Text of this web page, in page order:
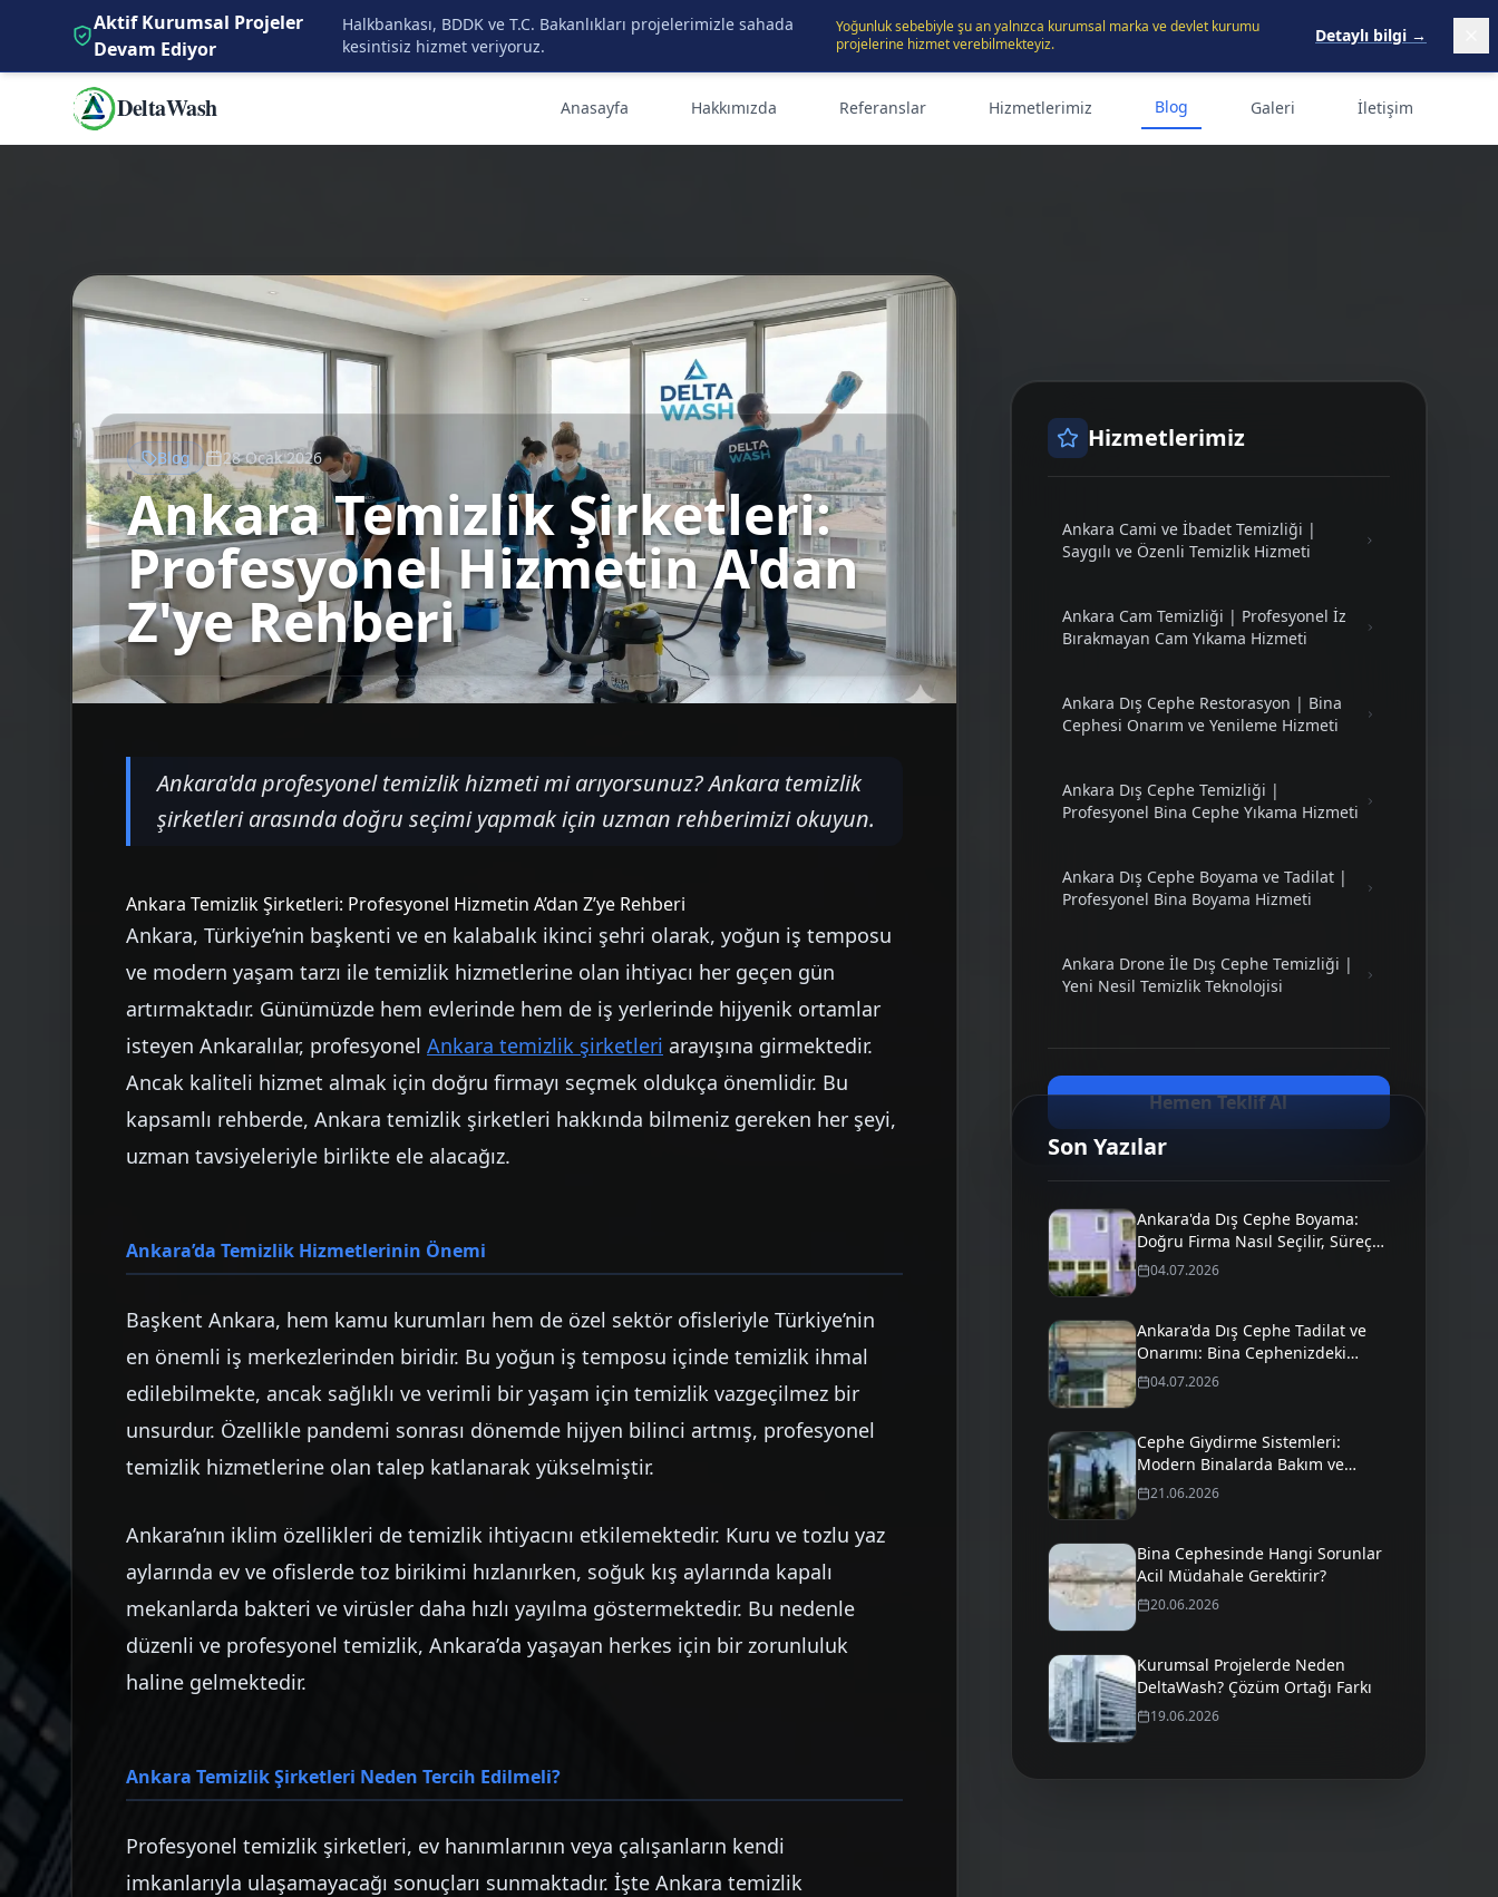
Aktif Kurumsal Projeler
Devam Ediyor
Halkbankası, BDDK ve T.C. Bakanlıkları projelerimizle sahada
kesintisiz hizmet veriyoruz.
Yoğunluk sebebiyle şu an yalnızca kurumsal marka ve devlet kurumu
projelerine hizmet verebilmekteyiz.
Detaylı bilgi →
DeltaWash Anasayfa Hakkımızda Referanslar Hizmetlerimiz Blog Galeri İletişim
Blog 28 Ocak 2026
Ankara Temizlik Şirketleri:
Profesyonel Hizmetin A'dan
Z'ye Rehberi
Ankara'da profesyonel temizlik hizmeti mi arıyorsunuz? Ankara temizlik
şirketleri arasında doğru seçimi yapmak için uzman rehberimizi okuyun.
Ankara Temizlik Şirketleri: Profesyonel Hizmetin A’dan Z’ye Rehberi
Ankara, Türkiye’nin başkenti ve en kalabalık ikinci şehri olarak, yoğun iş temposu
ve modern yaşam tarzı ile temizlik hizmetlerine olan ihtiyacı her geçen gün
artırmaktadır. Günümüzde hem evlerinde hem de iş yerlerinde hijyenik ortamlar
isteyen Ankaralılar, profesyonel Ankara temizlik şirketleri arayışına girmektedir.
Ancak kaliteli hizmet almak için doğru firmayı seçmek oldukça önemlidir. Bu
kapsamlı rehberde, Ankara temizlik şirketleri hakkında bilmeniz gereken her şeyi,
uzman tavsiyeleriyle birlikte ele alacağız.
Ankara’da Temizlik Hizmetlerinin Önemi
Başkent Ankara, hem kamu kurumları hem de özel sektör ofisleriyle Türkiye’nin
en önemli iş merkezlerinden biridir. Bu yoğun iş temposu içinde temizlik ihmal
edilebilmekte, ancak sağlıklı ve verimli bir yaşam için temizlik vazgeçilmez bir
unsurdur. Özellikle pandemi sonrası dönemde hijyen bilinci artmış, profesyonel
temizlik hizmetlerine olan talep katlanarak yükselmiştir.
Ankara’nın iklim özellikleri de temizlik ihtiyacını etkilemektedir. Kuru ve tozlu yaz
aylarında ev ve ofislerde toz birikimi hızlanırken, soğuk kış aylarında kapalı
mekanlarda bakteri ve virüsler daha hızlı yayılma göstermektedir. Bu nedenle
düzenli ve profesyonel temizlik, Ankara’da yaşayan herkes için bir zorunluluk
haline gelmektedir.
Ankara Temizlik Şirketleri Neden Tercih Edilmeli?
Profesyonel temizlik şirketleri, ev hanımlarının veya çalışanların kendi
imkanlarıyla ulaşamayacağı sonuçları sunmaktadır. İşte Ankara temizlik
Hizmetlerimiz
Ankara Cami ve İbadet Temizliği |
Saygılı ve Özenli Temizlik Hizmeti
Ankara Cam Temizliği | Profesyonel İz
Bırakmayan Cam Yıkama Hizmeti
Ankara Dış Cephe Restorasyon | Bina
Cephesi Onarım ve Yenileme Hizmeti
Ankara Dış Cephe Temizliği |
Profesyonel Bina Cephe Yıkama Hizmeti
Ankara Dış Cephe Boyama ve Tadilat |
Profesyonel Bina Boyama Hizmeti
Ankara Drone İle Dış Cephe Temizliği |
Yeni Nesil Temizlik Teknolojisi
Hemen Teklif Al
Son Yazılar
Ankara'da Dış Cephe Boyama:
Doğru Firma Nasıl Seçilir, Süreç
Nasıl İşler?
04.07.2026
Ankara'da Dış Cephe Tadilat ve
Onarımı: Bina Cephenizdeki
Sorunlar İçin Profesyonel
Çözümler
04.07.2026
Cephe Giydirme Sistemleri:
Modern Binalarda Bakım ve
Onarım
21.06.2026
Bina Cephesinde Hangi Sorunlar
Acil Müdahale Gerektirir?
20.06.2026
Kurumsal Projelerde Neden
DeltaWash? Çözüm Ortağı Farkı
19.06.2026